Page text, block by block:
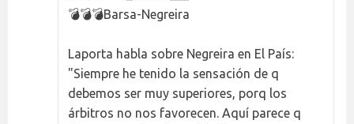
💣💣💣Barsa-Negreira
Laporta habla sobre Negreira en El País:
"Siempre he tenido la sensación de q
debemos ser muy superiores, porq los
árbitros no nos favorecen. Aquí parece q